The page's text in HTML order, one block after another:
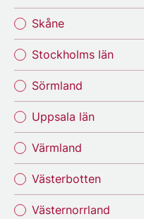
Skåne
Stockholms län
Sörmland
Uppsala län
Värmland
Västerbotten
Västernorrland